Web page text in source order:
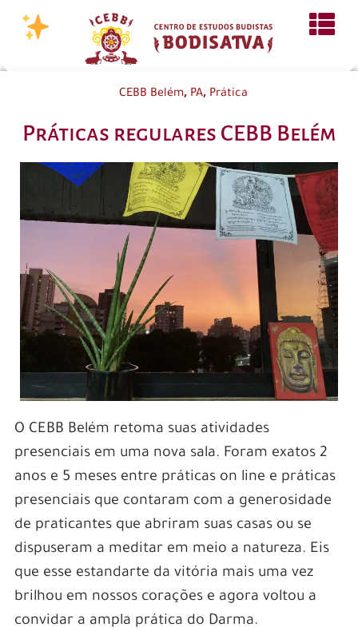
CEBB Belém, PA, Prática
Práticas regulares CEBB Belém
O CEBB Belém retoma suas atividades
presenciais em uma nova sala. Foram exatos 2
anos e 5 meses entre práticas on line e práticas
presenciais que contaram com a generosidade
de praticantes que abriram suas casas ou se
dispuseram a meditar em meio a natureza. Eis
que esse estandarte da vitória mais uma vez
brilhou em nossos corações e agora voltou a
convidar a ampla prática do Darma.